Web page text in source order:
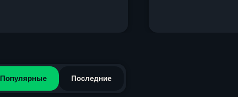
Популярные Последние